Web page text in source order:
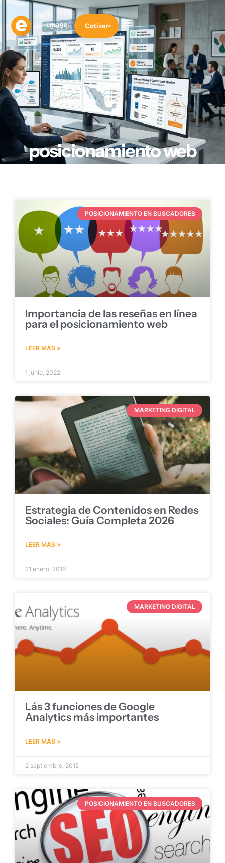
Cotizar
posicionamiento web
POSICIONAMIENTO EN BUSCADORES
Importancia de las reseñas en línea
para el posicionamiento web
LEER MÁS »
1 junio, 2022
MARKETING DIGITAL
Estrategia de Contenidos en Redes
Sociales: Guía Completa 2026
LEER MÁS »
21 enero, 2016
MARKETING DIGITAL
Lás 3 funciones de Google
Analytics más importantes
LEER MÁS »
2 septiembre, 2015
POSICIONAMIENTO EN BUSCADORES